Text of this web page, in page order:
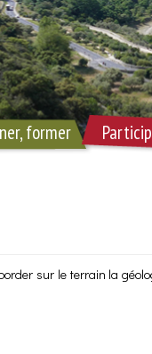
former
sur le terrain la